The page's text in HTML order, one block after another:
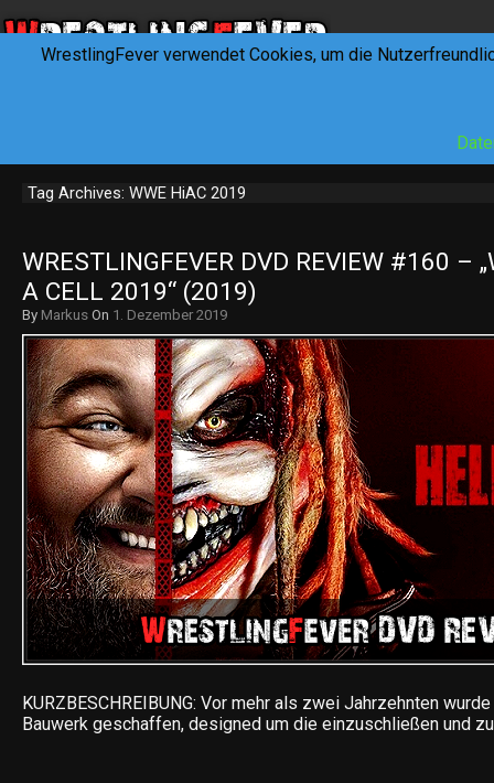
Tag Archives: WWE HiAC 2019
WRESTLINGFEVER DVD REVIEW #160 –
A CELL 2019“ (2019)
By Markus On 1. Dezember 2019
KURZBESCHREIBUNG: Vor mehr als zwei Jahrzehnten
Bauwerk geschaffen, designed um die einzuschließen und
WrestlingFever verwendet Cookies, um die